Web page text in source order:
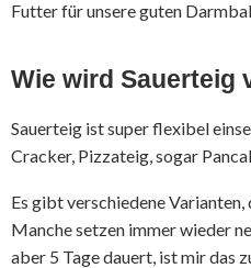
Futter für unsere guten
Wie wird Sauerteig
Sauerteig ist super flexibel
Cracker, Pizzateig, sogar
Es gibt verschiedene Varianten,
Manche setzen immer wieder
aber 5 Tage dauert, ist mir das